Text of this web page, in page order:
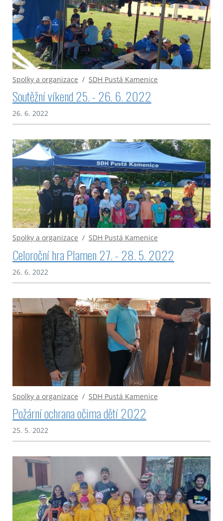
Spolky a organizace / SDH Pustá Kamenice
Soutěžní víkend 25. - 26. 6. 2022
26. 6. 2022
Spolky a organizace / SDH Pustá Kamenice
Celoroční hra Plamen 27. - 28. 5. 2022
26. 6. 2022
Spolky a organizace / SDH Pustá Kamenice
Požární ochrana očima dětí 2022
25. 5. 2022